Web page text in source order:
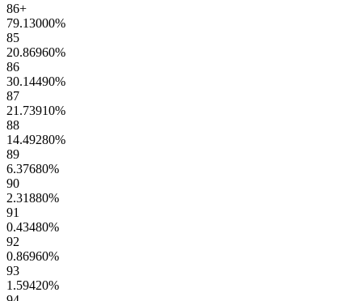
86+
79.13000%
85
20.86960%
86
30.14490%
87
21.73910%
88
14.49280%
89
6.37680%
90
2.31880%
91
0.43480%
92
0.86960%
93
1.59420%